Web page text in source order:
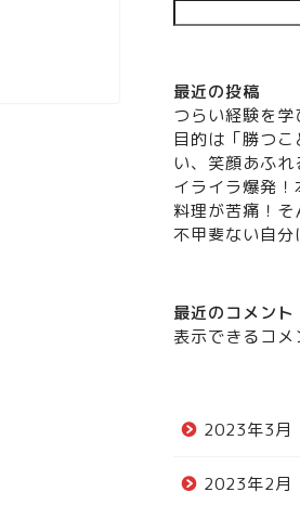
最近の投稿
つらい経験を
目的は「勝つ
い、笑顔あふれ
イライラ爆発
料理が苦痛！
不甲斐ない自
最近のコメント
表示できるコメ
2023年3月
2023年2月